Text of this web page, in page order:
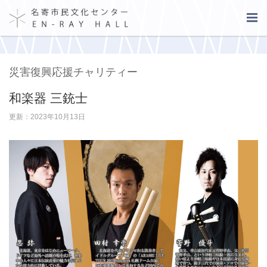
災害復興応援チャリティー
和楽器 三銃士
更新：2023年10月13日